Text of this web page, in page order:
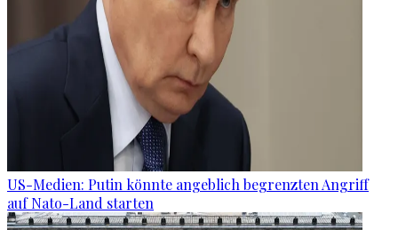
US-Medien: Putin könnte angeblich begrenzten Angriff
auf Nato-Land starten